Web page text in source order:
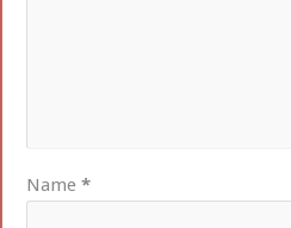
Name*